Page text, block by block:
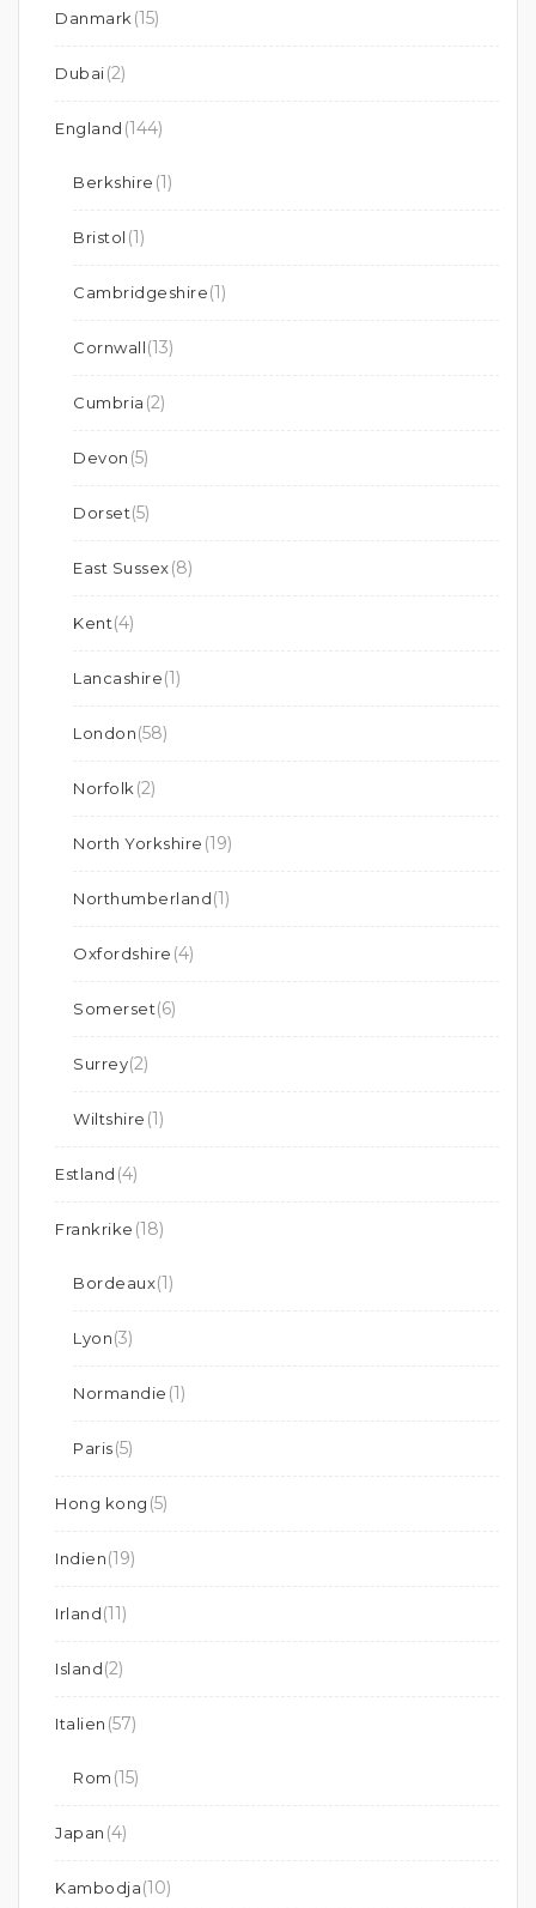
Danmark (15)
Dubai(2)
England (144)
Berkshire (1)
Bristol (1)
Cambridgeshire(1)
Cornwall(13)
Cumbria (2)
Devon (5)
Dorset(5)
East Sussex(8)
Kent(4)
Lancashire(1)
London(58)
Norfolk (2)
North Yorkshire (19)
Northumberland(1)
Oxfordshire (4)
Somerset(6)
Surrey(2)
Wiltshire (1)
Estland (4)
Frankrike (18)
Bordeaux(1)
Lyon(3)
Normandie (1)
Paris(5)
Hong kong (5)
Indien(19)
Irland(11)
Island(2)
Italien (57)
Rom (15)
Japan (4)
Kambodja(10)